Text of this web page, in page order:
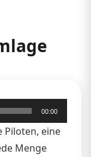
00:00
Piloten, eine
Menge